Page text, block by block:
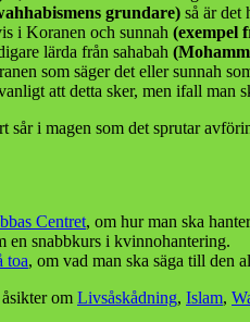
grundare) så är det
i Koranen och sunnah (exempel
lärda från sahabah
som säger det eller sunnah
att detta sker, men ifall man
sår i magen som det sprutar
Centret, om hur man ska
en snabbkurs i kvinnohantering.
toa, om vad man ska säga till den
om Livsåskådning, Islam,